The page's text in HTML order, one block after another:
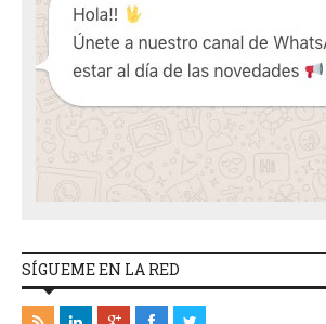
SÍGUEME EN LA RED